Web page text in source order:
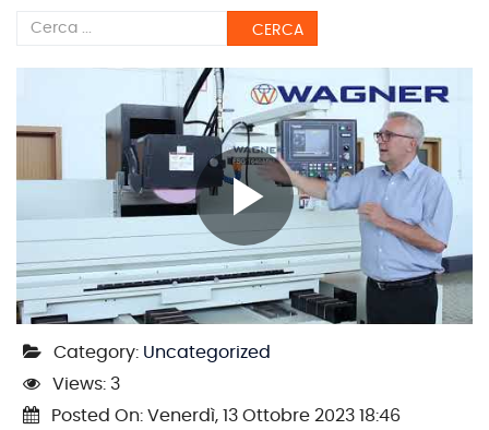
CERCA
Category: Uncategorized
Views: 3
Posted On: Venerdì, 13 Ottobre 2023 18:46